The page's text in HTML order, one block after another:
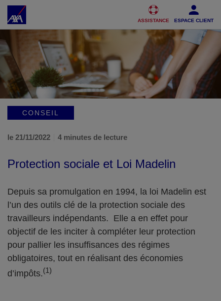
Accéder au Contenu Accéder au Pied de page
ASSISTANCE ESPACE CLIENT
CONSEIL
le 21/11/2022 4 minutes de lecture
Protection sociale et Loi Madelin
Depuis sa promulgation en 1994, la loi Madelin est
l’un des outils clé de la protection sociale des
travailleurs indépendants. Elle a en effet pour
objectif de les inciter à compléter leur protection
pour pallier les insuffisances des régimes
obligatoires, tout en réalisant des économies
d’impôts.(1)